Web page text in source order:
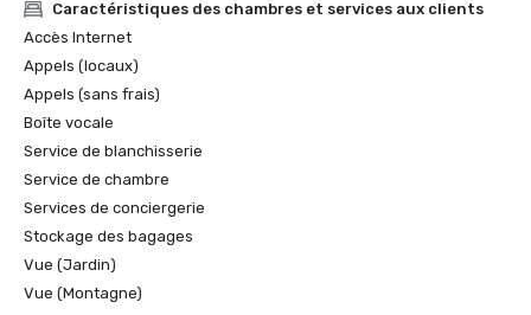
Caractéristiques des chambres et services aux clients
Accès Internet
Appels (locaux)
Appels (sans frais)
Boîte vocale
Service de blanchisserie
Service de chambre
Services de conciergerie
Stockage des bagages
Vue (Jardin)
Vue (Montagne)